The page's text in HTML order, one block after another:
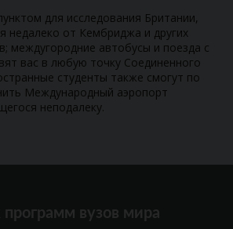
для исследования Британии,
недалеко от Кембриджа и других
междугородние автобусы и поезда с
вас в любую точку Соединенного
студенты также смогут по
Международный аэропорт
неподалеку.
программ вузов мира